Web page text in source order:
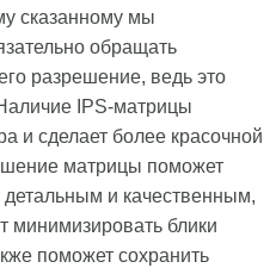
сказанному мы
обращать
разрешение, ведь это
IPS-матрицы
и сделает более красочной
матрицы поможет
и качественным,
минимизировать блики
поможет сохранить